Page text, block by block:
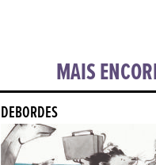
MAIS
DÉBORDÉS